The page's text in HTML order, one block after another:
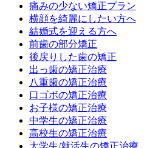
痛みの少ない矯正プラン
横顔を綺麗にしたい方へ
結婚式を迎える方へ
前歯の部分矯正
後戻りした歯の矯正
出っ歯の矯正治療
八重歯の矯正治療
口ゴボの矯正治療
お子様の矯正治療
中学生の矯正治療
高校生の矯正治療